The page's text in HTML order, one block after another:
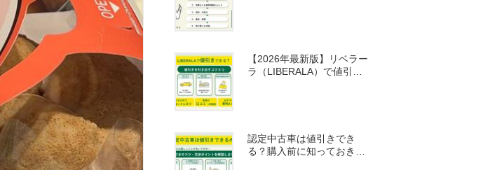
【2026年最新版】リベラー
ラ（LIBERALA）で値引き
認定中古車は値引きでき
る？購入前に知っておきた